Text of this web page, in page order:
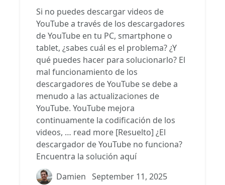
Si no puedes descargar videos de
YouTube a través de los descargadores
de YouTube en tu PC, smartphone o
tablet, ¿sabes cuál es el problema? ¿Y
qué puedes hacer para solucionarlo? El
mal funcionamiento de los
descargadores de YouTube se debe a
menudo a las actualizaciones de
YouTube. YouTube mejora
continuamente la codificación de los
videos, … read more [Resuelto] ¿El
descargador de YouTube no funciona?
Encuentra la solución aquí
Damien September 11, 2025